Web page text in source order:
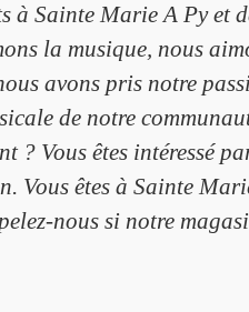
Sainte Marie A Py et
la musique, nous
avons pris notre
de notre
Vous êtes intéressé
Vous êtes à Sainte
nous si notre